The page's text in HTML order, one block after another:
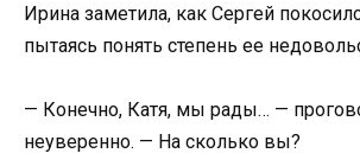
Ирина заметила, как Сергей
пытаясь понять степень ее
— Конечно, Катя, мы рады… —
неуверенно. — На сколько вы?